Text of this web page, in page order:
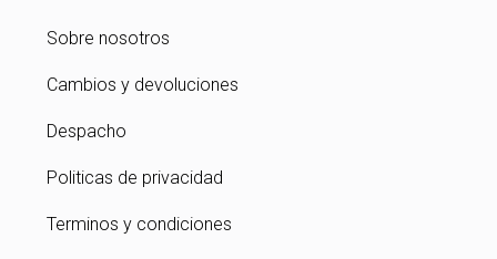
Sobre nosotros
Cambios y devoluciones
Despacho
Politicas de privacidad
Terminos y condiciones